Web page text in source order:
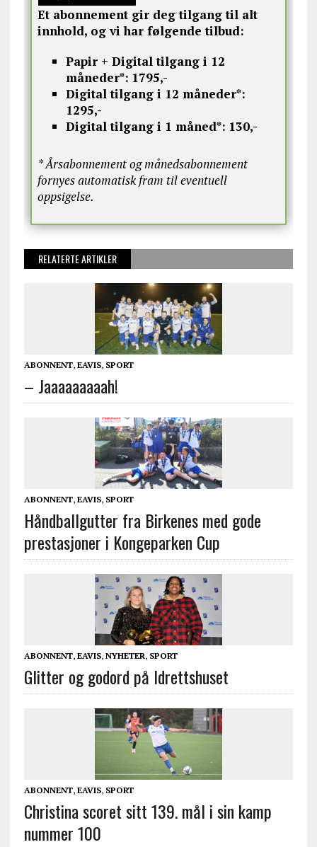
Et abonnement gir deg tilgang til alt
innhold, og vi har følgende tilbud:
Papir + Digital tilgang i 12
måneder*: 1795,-
Digital tilgang i 12 måneder*:
1295,-
Digital tilgang i 1 måned*: 130,-
* Årsabonnement og månedsabonnement
fornyes automatisk fram til eventuell
oppsigelse.
RELATERTE ARTIKLER
ABONNENT, EAVIS, SPORT
– Jaaaaaaaaah!
ABONNENT, EAVIS, SPORT
Håndballgutter fra Birkenes med gode
prestasjoner i Kongeparken Cup
ABONNENT, EAVIS, NYHETER, SPORT
Glitter og godord på Idrettshuset
ABONNENT, EAVIS, SPORT
Christina scoret sitt 139. mål i sin kamp
nummer 100